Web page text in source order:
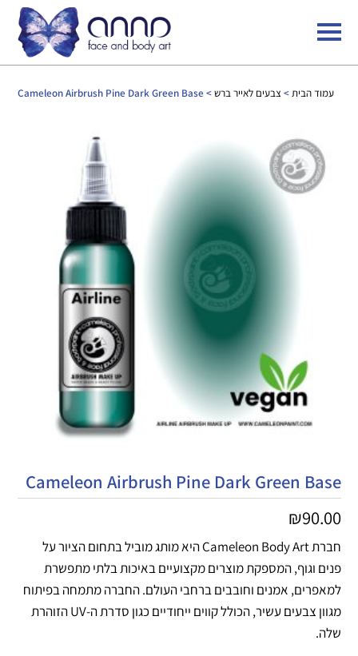
עמוד הבית> צבעים לאייר ברש> Cameleon Airbrush Pine Dark Green Base
Cameleon Airbrush Pine Dark Green Base
₪90.00
חברת Cameleon Body Art היא מותג מוביל בתחום הציור על
פנים וגוף, המספקת מוצרים מקצועיים באיכות בלתי מתפשרת
למאפרים, אמנים וחובבים ברחבי העולם. החברה מתמחה בפיתוח
מגוון צבעים עשיר, הכולל קווים ייחודיים כגון סדרת ה-UV הזוהרת
שלה.